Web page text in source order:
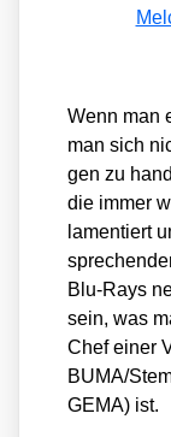
Wenn man
man sich
gen zu
die immer
lamen­tiert
Blu-Rays
sein, was
Chef einer
BUMA/​
GEMA) ist.